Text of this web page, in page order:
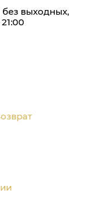
выходных,